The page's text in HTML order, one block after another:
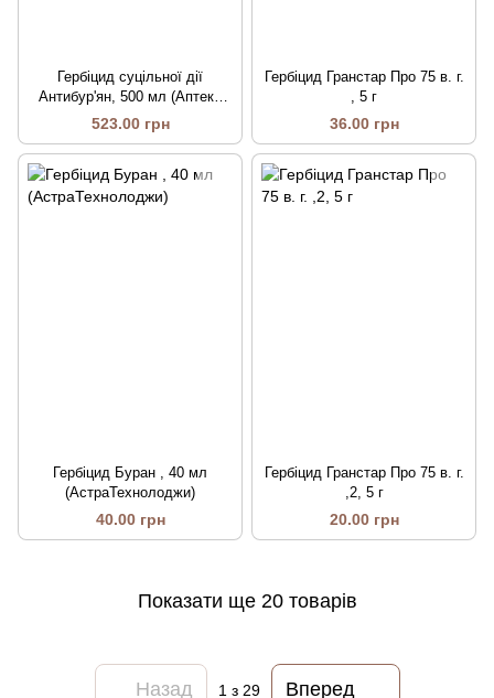
Гербіцид суцільної дії
Антибур'ян, 500 мл (Аптека
садівника)
523.00 грн
Гербіцид Гранстар Про 75 в. г.
, 5 г
36.00 грн
Гербіцид Буран , 40 мл
(АстраТехнолоджи)
40.00 грн
Гербіцид Гранстар Про 75 в. г.
,2, 5 г
20.00 грн
Показати ще 20 товарів
Назад 1 з 29 Вперед